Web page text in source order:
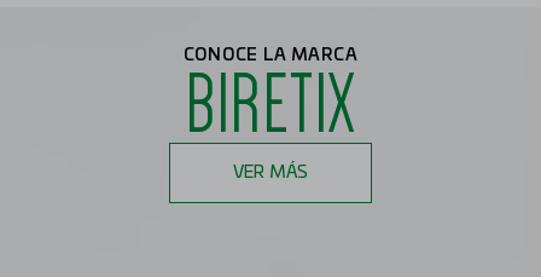
CONOCE LA MARCA
BIRETIX
VER MÁS